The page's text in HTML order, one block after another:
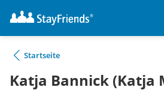
Startseite
Katja Bannick (Katja